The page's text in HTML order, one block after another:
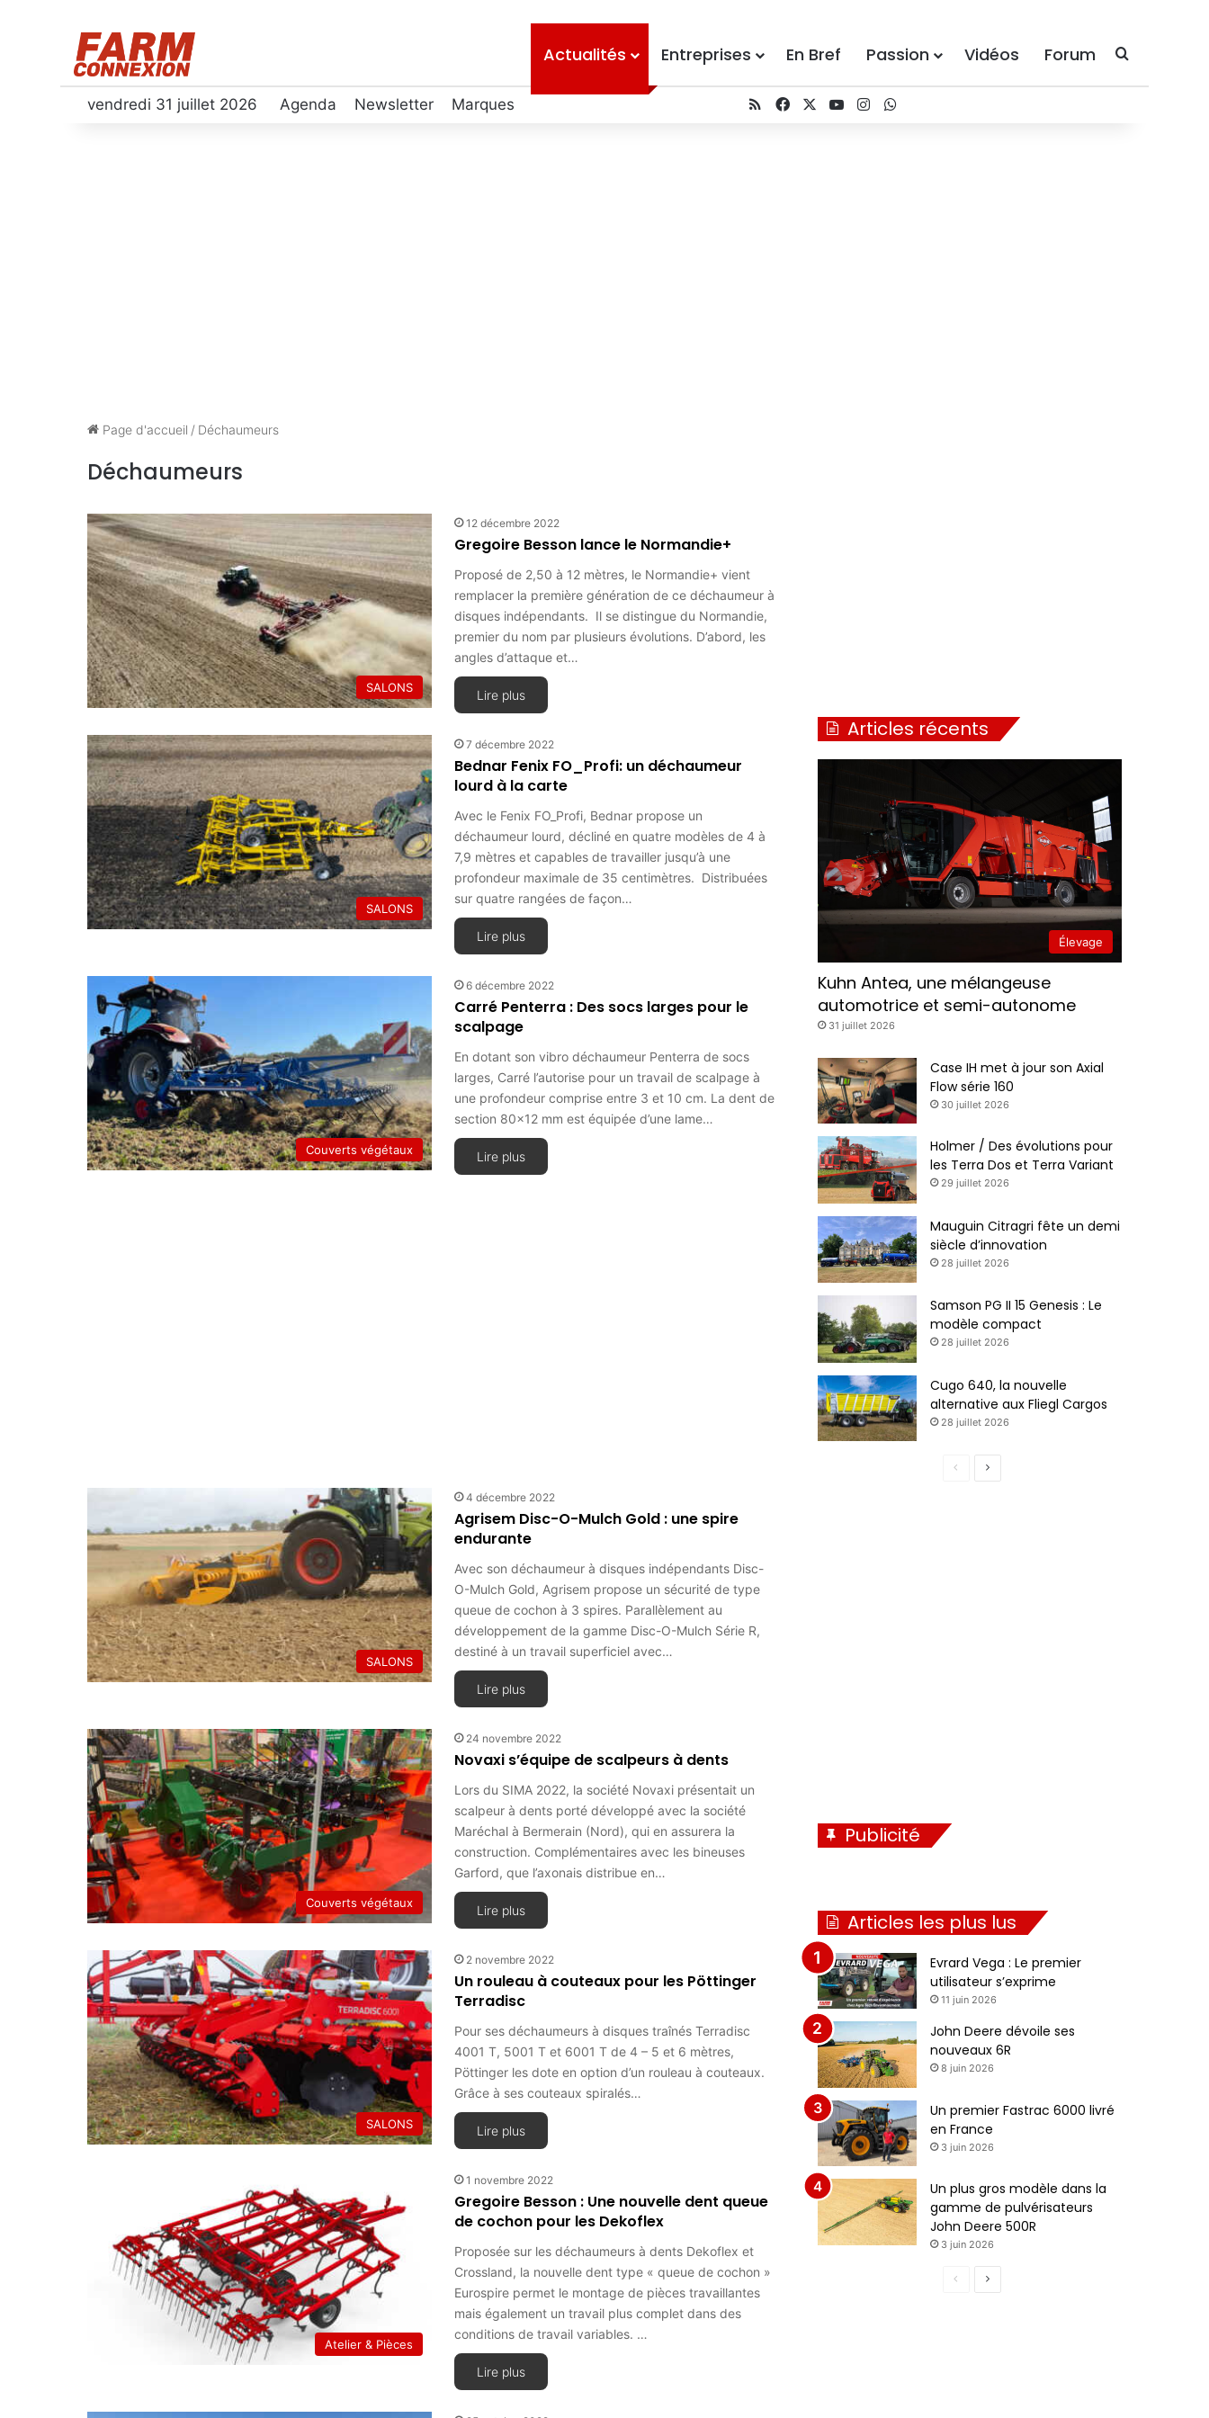
Actualités Entreprises En Bref Passion Vidéos Forum Recherche
vendredi 31 juillet 2026 Agenda Newsletter Marques RSSFacebookYouTubeInstagram
Page d'accueil / Déchaumeurs
Déchaumeurs
SALONS
12 décembre 2022
Gregoire Besson lance le Normandie+
Proposé de 2,50 à 12 mètres, le Normandie+ vient
remplacer la première génération de ce déchaumeur à
disques indépendants. Il se distingue du Normandie,
premier du nom par plusieurs évolutions. D’abord, les
angles d’attaque et…
Lire plus
SALONS
7 décembre 2022
Bednar Fenix FO_Profi: un déchaumeur
lourd à la carte
Avec le Fenix FO_Profi, Bednar propose un
déchaumeur lourd, décliné en quatre modèles de 4 à
7,9 mètres et capables de travailler jusqu’à une
profondeur maximale de 35 centimètres. Distribuées
sur quatre rangées de façon…
Lire plus
Couverts végétaux
6 décembre 2022
Carré Penterra : Des socs larges pour le
scalpage
En dotant son vibro déchaumeur Penterra de socs
larges, Carré l’autorise pour un travail de scalpage à
une profondeur comprise entre 3 et 10 cm. La dent de
section 80×12 mm est équipée d’une lame…
Lire plus
SALONS
4 décembre 2022
Agrisem Disc-O-Mulch Gold : une spire
endurante
Avec son déchaumeur à disques indépendants Disc-
O-Mulch Gold, Agrisem propose un sécurité de type
queue de cochon à 3 spires. Parallèlement au
développement de la gamme Disc-O-Mulch Série R,
destiné à un travail superficiel avec…
Lire plus
Couverts végétaux
24 novembre 2022
Novaxi s’équipe de scalpeurs à dents
Lors du SIMA 2022, la société Novaxi présentait un
scalpeur à dents porté développé avec la société
Maréchal à Bermerain (Nord), qui en assurera la
construction. Complémentaires avec les bineuses
Garford, que l’axonais distribue en…
Lire plus
SALONS
2 novembre 2022
Un rouleau à couteaux pour les Pöttinger
Terradisc
Pour ses déchaumeurs à disques traînés Terradisc
4001 T, 5001 T et 6001 T de 4 – 5 et 6 mètres,
Pöttinger les dote en option d’un rouleau à couteaux.
Grâce à ses couteaux spiralés…
Lire plus
Atelier & Pièces
1 novembre 2022
Gregoire Besson : Une nouvelle dent queue
de cochon pour les Dekoflex
Proposée sur les déchaumeurs à dents Dekoflex et
Crossland, la nouvelle dent type « queue de cochon »
Eurospire permet le montage de pièces travaillantes
mais également un travail plus complet dans des
conditions de travail variables. …
Lire plus
Articles récents
Élevage
Kuhn Antea, une mélangeuse
automotrice et semi-autonome
31 juillet 2026
Case IH met à jour son Axial
Flow série 160
30 juillet 2026
Holmer / Des évolutions pour
les Terra Dos et Terra Variant
29 juillet 2026
Mauguin Citragri fête un demi
siècle d’innovation
28 juillet 2026
Samson PG II 15 Genesis : Le
modèle compact
28 juillet 2026
Cugo 640, la nouvelle
alternative aux Fliegl Cargos
28 juillet 2026
P
Publicité
Articles les plus lus
Evrard Vega : Le premier
utilisateur s’exprime
11 juin 2026
John Deere dévoile ses
nouveaux 6R
8 juin 2026
Un premier Fastrac 6000 livré
en France
3 juin 2026
Un plus gros modèle dans la
gamme de pulvérisateurs
John Deere 500R
3 juin 2026
P